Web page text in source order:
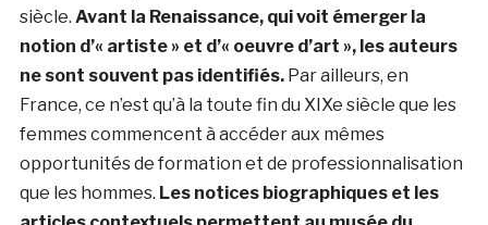
siècle. Avant la Renaissance, qui voit émerger la
notion d’« artiste » et d’« oeuvre d’art », les auteurs
ne sont souvent pas identifiés.Par ailleurs, en
France, ce n’est qu’à la toute fin du XIXe siècle que les
femmes commencent à accéder aux mêmes
opportunités de formation et de professionnalisation
que les hommes. Les notices biographiques et les